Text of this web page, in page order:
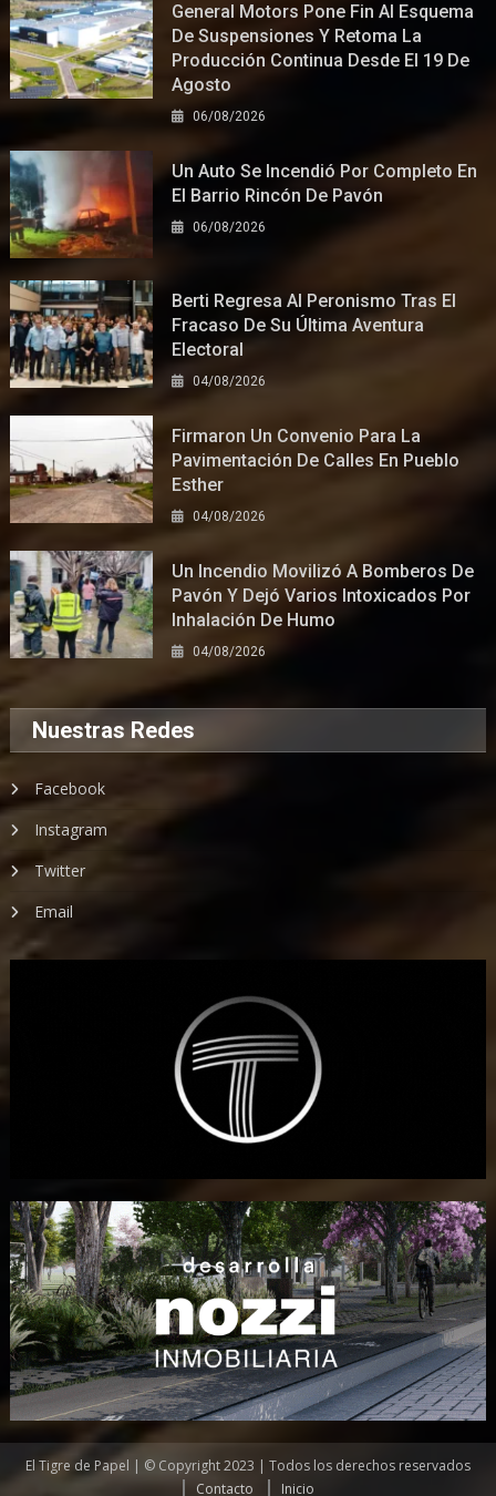
General Motors Pone Fin Al Esquema
De Suspensiones Y Retoma La
Producción Continua Desde El 19 De
Agosto
06/08/2026
Un Auto Se Incendió Por Completo En
El Barrio Rincón De Pavón
06/08/2026
Berti Regresa Al Peronismo Tras El
Fracaso De Su Última Aventura
Electoral
04/08/2026
Firmaron Un Convenio Para La
Pavimentación De Calles En Pueblo
Esther
04/08/2026
Un Incendio Movilizó A Bomberos De
Pavón Y Dejó Varios Intoxicados Por
Inhalación De Humo
04/08/2026
Nuestras Redes
Facebook
Instagram
Twitter
Email
El Tigre de Papel | © Copyright 2023 | Todos los derechos reservados
Contacto
Inicio